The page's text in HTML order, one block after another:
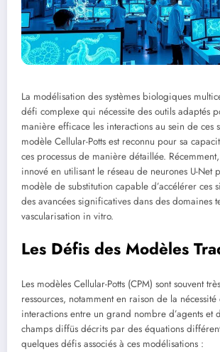
La modélisation des systèmes biologiques
défi complexe qui nécessite des outils adaptés
manière efficace les interactions au sein de ces
modèle Cellular-Potts est reconnu pour sa
ces processus de manière détaillée.
innové en utilisant le réseau de neurones U-Net
modèle de substitution capable d’accélérer ces
des avancées significatives dans des domaines
vascularisation in vitro.
Les Défis des Modèles
Les modèles Cellular-Potts (CPM) sont souvent
ressources, notamment en raison de la
interactions entre un grand nombre d’agents et
champs diffüs décrits par des équations
quelques défis associés à ces modélisations :